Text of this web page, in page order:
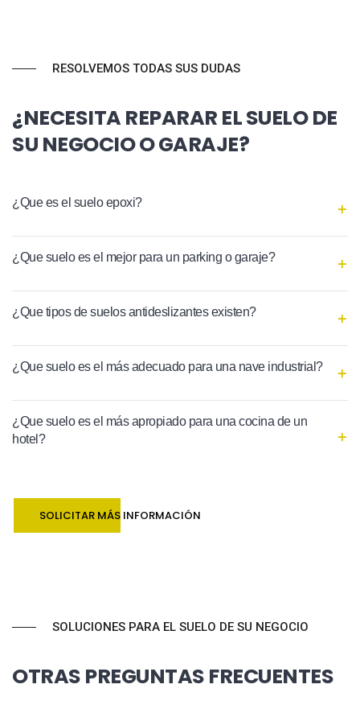
RESOLVEMOS TODAS SUS DUDAS
¿NECESITA REPARAR EL SUELO DE
SU NEGOCIO O GARAJE?
¿Que es el suelo epoxi?
¿Que suelo es el mejor para un parking o garaje?
¿Que tipos de suelos antideslizantes existen?
¿Que suelo es el más adecuado para una nave industrial?
¿Que suelo es el más apropiado para una cocina de un
hotel?
SOLICITAR MÁS INFORMACIÓN
SOLUCIONES PARA EL SUELO DE SU NEGOCIO
OTRAS PREGUNTAS FRECUENTES